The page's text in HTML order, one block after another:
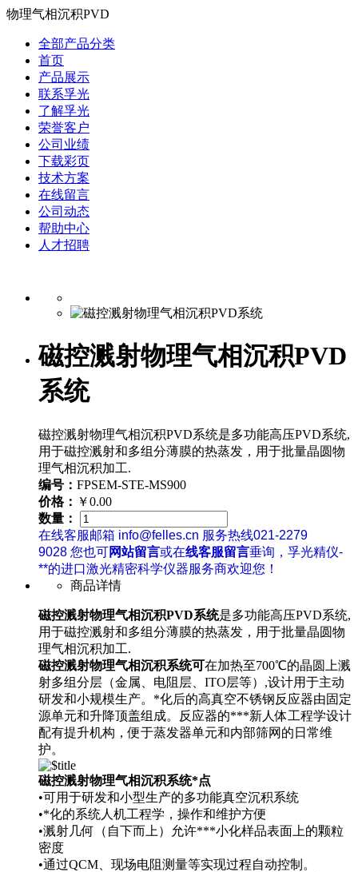
物理气相沉积PVD
全部产品分类
首页
产品展示
联系孚光
了解孚光
荣誉客户
公司业绩
下载彩页
技术方案
在线留言
公司动态
帮助中心
人才招聘
磁控溅射物理气相沉积PVD
系统
磁控溅射物理气相沉积PVD系统是多功能高压PVD系统,
用于磁控溅射和多组分薄膜的热蒸发，用于批量晶圆物
理气相沉积加工.
编号： FPSEM-STE-MS900
价格： ￥0.00
数量：
在线客服邮箱 info@felles.cn 服务热线021-2279
9028 您也可网站留言或在线客服留言垂询，孚光精仪-
**的进口激光精密科学仪器服务商欢迎您！
商品详情
磁控溅射物理气相沉积PVD系统是多功能高压PVD系统,
用于磁控溅射和多组分薄膜的热蒸发，用于批量晶圆物
理气相沉积加工.
磁控溅射物理气相沉积系统可在加热至700℃的晶圆上溅
射多组分层（金属、电阻层、ITO层等）,设计用于主动
研发和小规模生产。*化后的高真空不锈钢反应器由固定
源单元和升降顶盖组成。反应器的***新人体工程学设计
配有提升机构，便于蒸发器单元和内部筛网的日常维
护。
磁控溅射物理气相沉积系统*点
•可用于研发和小型生产的多功能真空沉积系统
•*化的系统人机工程学，操作和维护方便
•溅射几何（自下而上）允许***小化样品表面上的颗粒
密度
•通过QCM、现场电阻测量等实现过程自动控制。